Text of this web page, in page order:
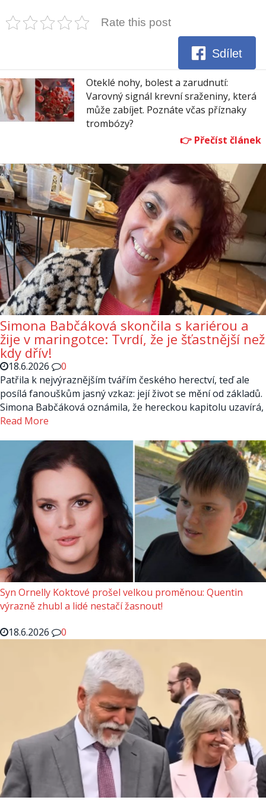
Rate this post
Sdílet
Oteklé nohy, bolest a zarudnutí:
Varovný signál krevní sraženiny, která
může zabíjet. Poznáte včas příznaky
trombózy?
Simona Babčáková skončila s kariérou a
žije v maringotce: Tvrdí, že je šťastnější než
kdy dřív!
18.6.2026
0
Patřila k nejvýraznějším tvářím českého herectví, teď ale
posílá fanouškům jasný vzkaz: její život se mění od základů.
Simona Babčáková oznámila, že hereckou kapitolu uzavírá,
Read More
Syn Ornelly Koktové prošel velkou proměnou: Quentin
výrazně zhubl a lidé nestačí žasnout!
18.6.2026
0